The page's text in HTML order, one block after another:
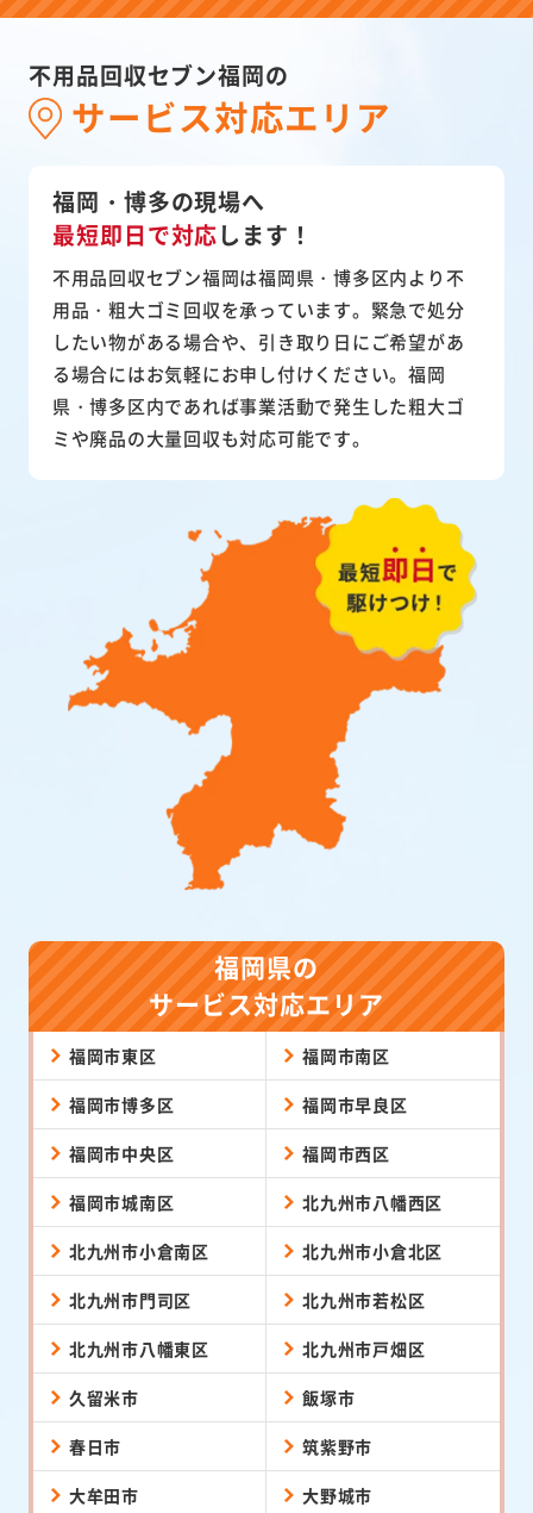
不用品回収セブン福岡の
サービス対応エリア
福岡・博多の現場へ
最短即日で対応します！
不用品回収セブン福岡は福岡県・博多区内より不
用品・粗大ゴミ回収を承っています。緊急で処分
したい物がある場合や、引き取り日にご希望があ
る場合にはお気軽にお申し付けください。福岡
県・博多区内であれば事業活動で発生した粗大ゴ
ミや廃品の大量回収も対応可能です。
福岡県の
サービス対応エリア
福岡市東区 福岡市南区
福岡市博多区 福岡市早良区
福岡市中央区 福岡市西区
福岡市城南区 北九州市八幡西区
北九州市小倉南区 北九州市小倉北区
北九州市門司区 北九州市若松区
北九州市八幡東区 北九州市戸畑区
久留米市 飯塚市
春日市 筑紫野市
大牟田市 大野城市